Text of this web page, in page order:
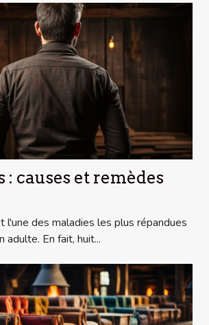
: causes et remèdes
l'une des maladies les plus répandues
adulte. En fait, huit...